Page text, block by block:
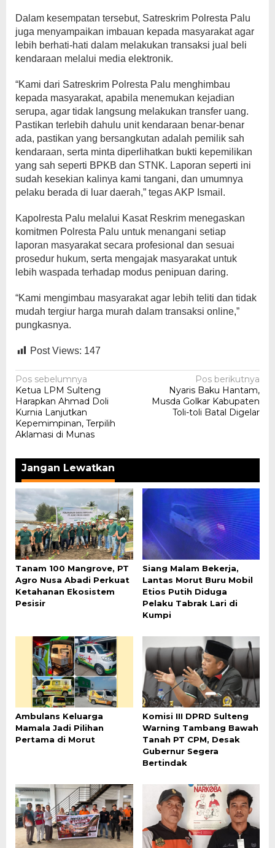
Dalam kesempatan tersebut, Satreskrim Polresta Palu
juga menyampaikan imbauan kepada masyarakat agar
lebih berhati-hati dalam melakukan transaksi jual beli
kendaraan melalui media elektronik.
“Kami dari Satreskrim Polresta Palu menghimbau
kepada masyarakat, apabila menemukan kejadian
serupa, agar tidak langsung melakukan transfer uang.
Pastikan terlebih dahulu unit kendaraan benar-benar
ada, pastikan yang bersangkutan adalah pemilik sah
kendaraan, serta minta diperlihatkan bukti kepemilikan
yang sah seperti BPKB dan STNK. Laporan seperti ini
sudah kesekian kalinya kami tangani, dan umumnya
pelaku berada di luar daerah,” tegas AKP Ismail.
Kapolresta Palu melalui Kasat Reskrim menegaskan
komitmen Polresta Palu untuk menangani setiap
laporan masyarakat secara profesional dan sesuai
prosedur hukum, serta mengajak masyarakat untuk
lebih waspada terhadap modus penipuan daring.
“Kami mengimbau masyarakat agar lebih teliti dan tidak
mudah tergiur harga murah dalam transaksi online,”
pungkasnya.
Post Views: 147
Navigasi
pos
Pos sebelumnya
Ketua LPM Sulteng
Harapkan Ahmad Doli
Kurnia Lanjutkan
Kepemimpinan, Terpilih
Aklamasi di Munas
Pos berikutnya
Nyaris Baku Hantam,
Musda Golkar Kabupaten
Toli-toli Batal Digelar
Jangan Lewatkan
Tanam 100 Mangrove, PT
Agro Nusa Abadi Perkuat
Ketahanan Ekosistem
Pesisir
Siang Malam Bekerja,
Lantas Morut Buru Mobil
Etios Putih Diduga
Pelaku Tabrak Lari di
Kumpi
Ambulans Keluarga
Mamala Jadi Pilihan
Pertama di Morut
Komisi III DPRD Sulteng
Warning Tambang Bawah
Tanah PT CPM, Desak
Gubernur Segera
Bertindak